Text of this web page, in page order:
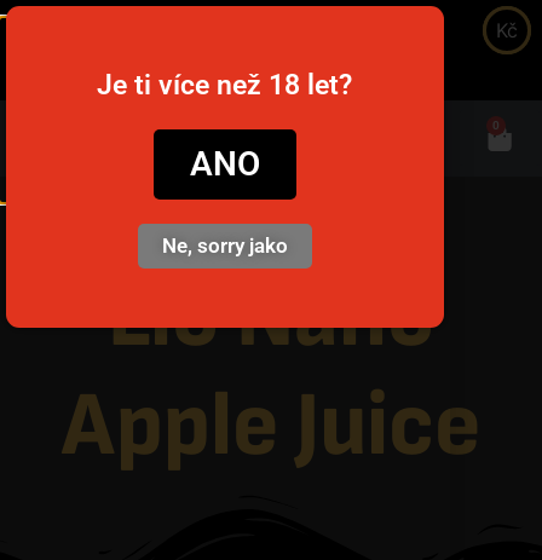
0
Lio Nano
Apple Juice
Kč
Je ti více než 18 let?
ANO
Ne, sorry jako